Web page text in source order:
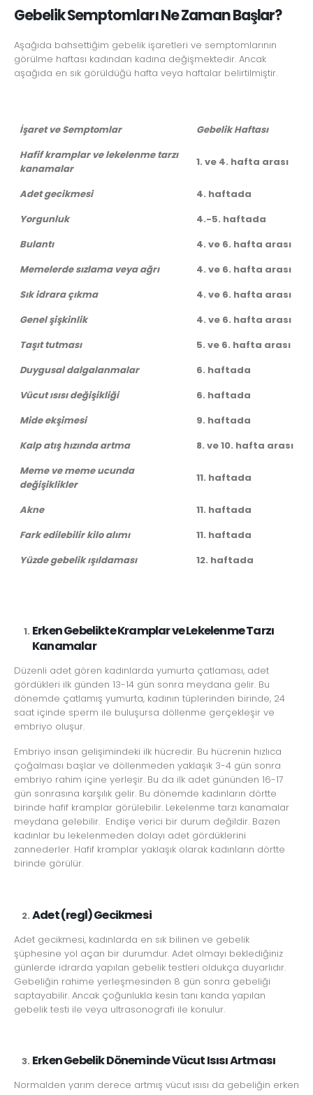
Gebelik Semptomları Ne Zaman Başlar?
Aşağıda bahsettiğim gebelik işaretleri ve semptomlarının
görülme haftası kadından kadına değişmektedir. Ancak
aşağıda en sık görüldüğü hafta veya haftalar belirtilmiştir.
İşaret ve Semptomlar
Gebelik Haftası
Hafif kramplar ve lekelenme tarzı
kanamalar
1. ve 4. hafta arası
Adet gecikmesi
4. haftada
Yorgunluk
4.-5. haftada
Bulantı
4. ve 6. hafta arası
Memelerde sızlama veya ağrı
4. ve 6. hafta arası
Sık idrara çıkma
4. ve 6. hafta arası
Genel şişkinlik
4. ve 6. hafta arası
Taşıt tutması
5. ve 6. hafta arası
Duygusal dalgalanmalar
6. haftada
Vücut ısısı değişikliği
6. haftada
Mide ekşimesi
9. haftada
Kalp atış hızında artma
8. ve 10. hafta arası
Meme ve meme ucunda
değişiklikler
11. haftada
Akne
11. haftada
Fark edilebilir kilo alımı
11. haftada
Yüzde gebelik ışıldaması
12. haftada
Erken Gebelikte Kramplar ve Lekelenme Tarzı
Kanamalar
Düzenli adet gören kadınlarda yumurta çatlaması, adet
gördükleri ilk günden 13-14 gün sonra meydana gelir. Bu
dönemde çatlamış yumurta, kadının tüplerinden birinde, 24
saat içinde sperm ile buluşursa döllenme gerçekleşir ve
embriyo oluşur.
Embriyo insan gelişimindeki ilk hücredir. Bu hücrenin hızlıca
çoğalması başlar ve döllenmeden yaklaşık 3-4 gün sonra
embriyo rahim içine yerleşir. Bu da ilk adet gününden 16-17
gün sonrasına karşılık gelir. Bu dönemde kadınların dörtte
birinde hafif kramplar görülebilir. Lekelenme tarzı kanamalar
meydana gelebilir. Endişe verici bir durum değildir. Bazen
kadınlar bu lekelenmeden dolayı adet gördüklerini
zannederler. Hafif kramplar yaklaşık olarak kadınların dörtte
birinde görülür.
Adet (regl) Gecikmesi
Adet gecikmesi, kadınlarda en sık bilinen ve gebelik
şüphesine yol açan bir durumdur. Adet olmayı beklediğiniz
günlerde idrarda yapılan gebelik testleri oldukça duyarlıdır.
Gebeliğin rahime yerleşmesinden 8 gün sonra gebeliği
saptayabilir. Ancak çoğunlukla kesin tanı kanda yapılan
gebelik testi ile veya ultrasonografi ile konulur.
Erken Gebelik Döneminde Vücut Isısı Artması
Normalden yarım derece artmış vücut ısısı da gebeliğin erken